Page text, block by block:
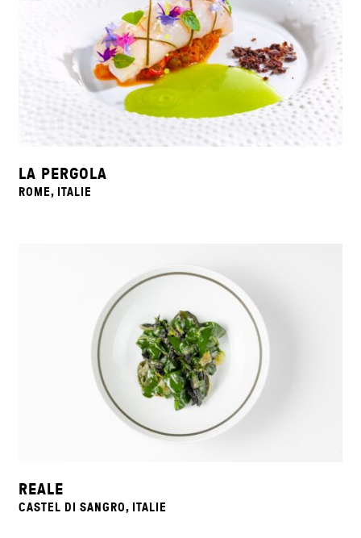
LA PERGOLA
ROME, ITALIE
REALE
CASTEL DI SANGRO, ITALIE